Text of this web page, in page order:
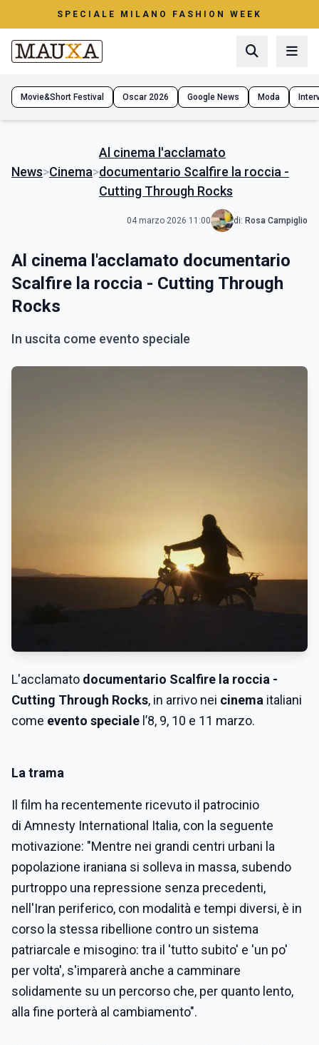
SPECIALE MILANO FASHION WEEK
Movie&Short Festival Oscar 2026 Google News Moda
News>Cinema>
Al cinema l'acclamato
documentario Scalfire la roccia -
Cutting Through Rocks
04 marzo 2026 11:00 di: Rosa Campiglio
Al cinema l'acclamato documentario
Scalfire la roccia - Cutting Through
Rocks
In uscita come evento speciale
L'acclamato documentario Scalfire la roccia -
Cutting Through Rocks, in arrivo nei cinema italiani
come evento speciale l’8, 9, 10 e 11 marzo.
La trama
Il film ha recentemente ricevuto il patrocinio
di Amnesty International Italia, con la seguente
motivazione: "Mentre nei grandi centri urbani la
popolazione iraniana si solleva in massa, subendo
purtroppo una repressione senza precedenti,
nell'Iran periferico, con modalità e tempi diversi, è in
corso la stessa ribellione contro un sistema
patriarcale e misogino: tra il 'tutto subito' e 'un po'
per volta', s'imparerà anche a camminare
solidamente su un percorso che, per quanto lento,
alla fine porterà al cambiamento".